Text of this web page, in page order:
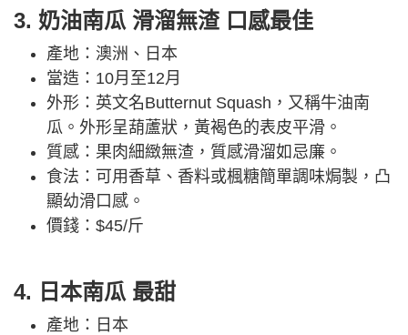
3. 奶油南瓜 滑溜無渣 口感最佳
產地：澳洲、日本
當造：10月至12月
外形：英文名Butternut Squash，又稱牛油南
瓜。外形呈葫蘆狀，黃褐色的表皮平滑。
質感：果肉細緻無渣，質感滑溜如忌廉。
食法：可用香草、香料或楓糖簡單調味焗製，凸
顯幼滑口感。
價錢：$45/斤
4. 日本南瓜 最甜
產地：日本